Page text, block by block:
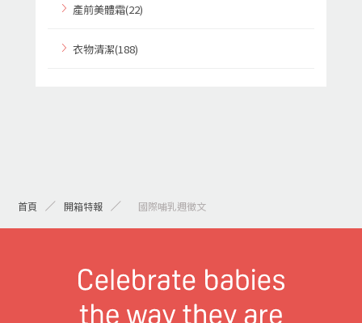
產前美體霜(22)
衣物清潔(188)
首頁 開箱特報 > 國際哺乳週徵文